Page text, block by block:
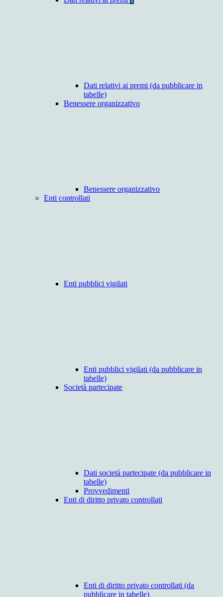
Dati relativi ai premi (da pubblicare in
tabelle)
Benessere organizzativo
Benessere organizzativo
Enti controllati
Enti pubblici vigilati
Enti pubblici vigilati (da pubblicare in
tabelle)
Società partecipate
Dati società partecipate (da pubblicare in
tabelle)
Provvedimenti
Enti di diritto privato controllati
Enti di diritto privato controllati (da
pubblicare in tabelle)